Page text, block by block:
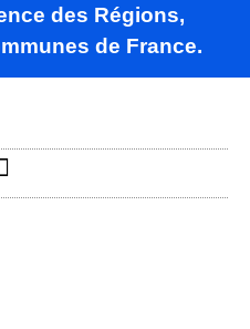
des Régions,
de France.